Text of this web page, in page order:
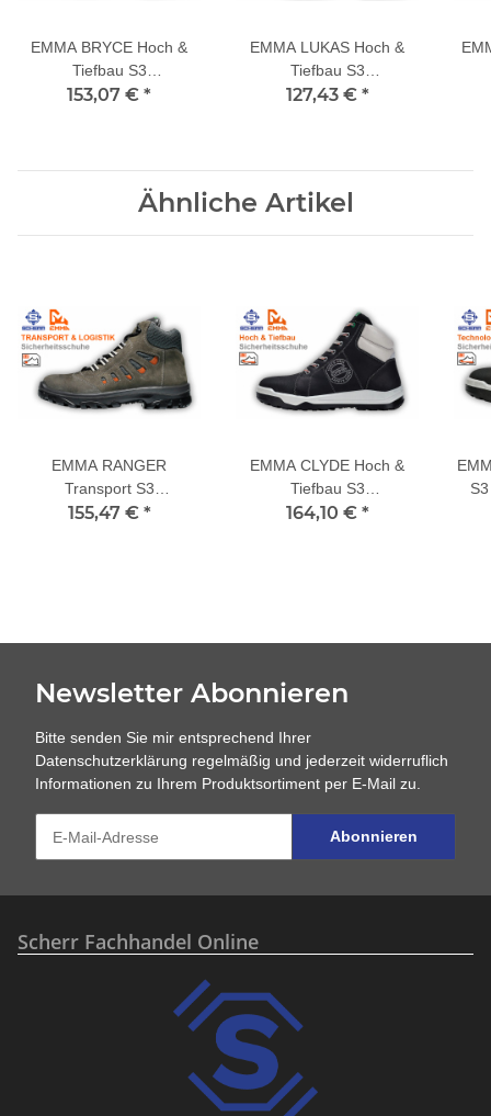
EMMA BRYCE Hoch &
Tiefbau S3
Sicherheitsschuhe
153,07 € *
EMMA LUKAS Hoch &
Tiefbau S3
Sicherheitsschuhe
127,43 € *
Ähnliche Artikel
EMMA RANGER
Transport S3
Sicherheitsschuhe
155,47 € *
EMMA CLYDE Hoch &
Tiefbau S3
Sicherheitsschuhe
164,10 € *
Newsletter Abonnieren
Bitte senden Sie mir entsprechend Ihrer
Datenschutzerklärung regelmäßig und jederzeit widerruflich
Informationen zu Ihrem Produktsortiment per E-Mail zu.
Abonnieren
Scherr Fachhandel Online